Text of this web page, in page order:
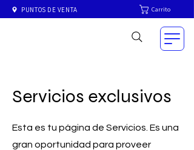
PUNTOS DE VENTA Carrito
Servicios exclusivos
Esta es tu página de Servicios. Es una
gran oportunidad para proveer